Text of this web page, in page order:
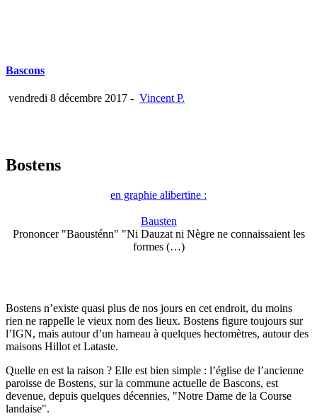
Bascons
vendredi 8 décembre 2017 - Vincent P.
Bostens
en graphie alibertine :
Bausten
Prononcer "Baousténn" "Ni Dauzat ni Nègre ne connaissaient les
formes (…)
Bostens n’existe quasi plus de nos jours en cet endroit, du moins
rien ne rappelle le vieux nom des lieux. Bostens figure toujours sur
l’IGN, mais autour d’un hameau à quelques hectomètres, autour des
maisons Hillot et Lataste.
Quelle en est la raison ? Elle est bien simple : l’église de l’ancienne
paroisse de Bostens, sur la commune actuelle de Bascons, est
devenue, depuis quelques décennies, "Notre Dame de la Course
landaise".